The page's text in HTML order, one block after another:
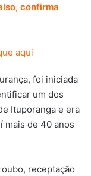
confirma
foi iniciada
um dos
Ituporanga e era
mais de 40 anos
receptação